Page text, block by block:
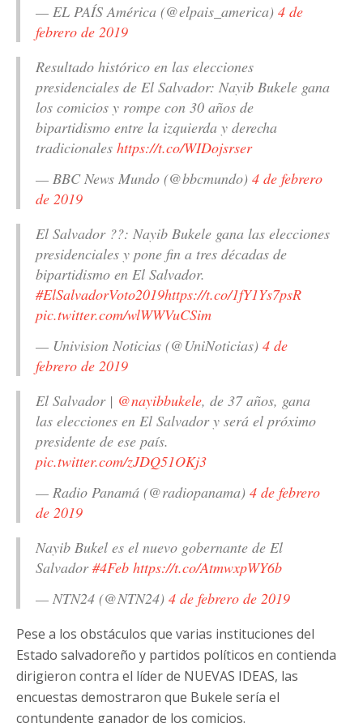
— EL PAÍS América (@elpais_america) 4 de
febrero de 2019
Resultado histórico en las elecciones
presidenciales de El Salvador: Nayib Bukele gana
los comicios y rompe con 30 años de
bipartidismo entre la izquierda y derecha
tradicionales https://t.co/WIDojsrser
— BBC News Mundo (@bbcmundo) 4 de febrero
de 2019
El Salvador ??: Nayib Bukele gana las elecciones
presidenciales y pone fin a tres décadas de
bipartidismo en El Salvador.
#ElSalvadorVoto2019https://t.co/1fY1Ys7psR
pic.twitter.com/wlWWVuCSim
— Univision Noticias (@UniNoticias) 4 de
febrero de 2019
El Salvador | @nayibbukele, de 37 años, gana
las elecciones en El Salvador y será el próximo
presidente de ese país.
pic.twitter.com/zJDQ51OKj3
— Radio Panamá (@radiopanama) 4 de febrero
de 2019
Nayib Bukel es el nuevo gobernante de El
Salvador#4Feb https://t.co/AtmwxpWY6b
— NTN24 (@NTN24) 4 de febrero de 2019
Pese a los obstáculos que varias instituciones del
Estado salvadoreño y partidos políticos en contienda
dirigieron contra el líder de NUEVAS IDEAS, las
encuestas demostraron que Bukele sería el
contundente ganador de los comicios.